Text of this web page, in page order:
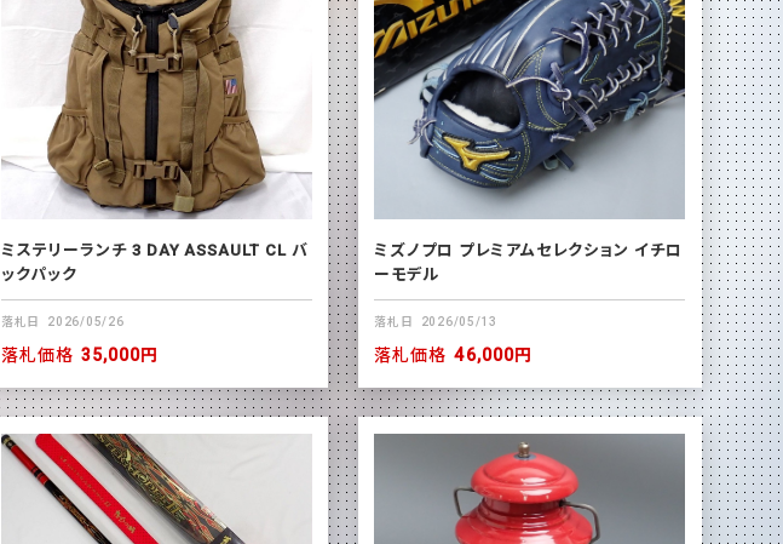
ミステリーランチ 3 DAY ASSAULT CL バ
ックパック
落札日 2026/05/26
落札価格 35,000円
ミズノプロ プレミアムセレクション イチロ
ーモデル
落札日 2026/05/13
落札価格 46,000円